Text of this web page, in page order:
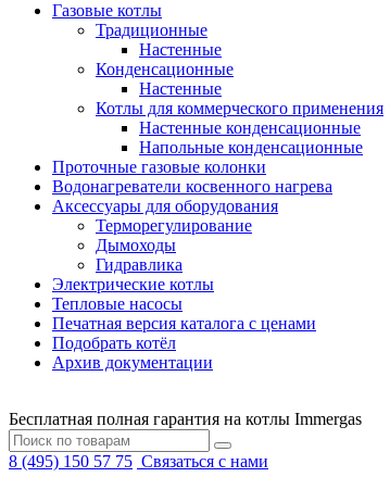
Газовые котлы
Традиционные
Настенные
Конденсационные
Настенные
Котлы для коммерческого применения
Настенные конденсационные
Напольные конденсационные
Проточные газовые колонки
Водонагреватели косвенного нагрева
Аксессуары для оборудования
Терморегулирование
Дымоходы
Гидравлика
Электрические котлы
Тепловые насосы
Печатная версия каталога с ценами
Подобрать котёл
Архив документации
Бесплатная полная гарантия на котлы Immergas
8 (495) 150 57 75 Связаться с нами